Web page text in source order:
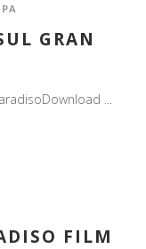
GRAN
...
FILM